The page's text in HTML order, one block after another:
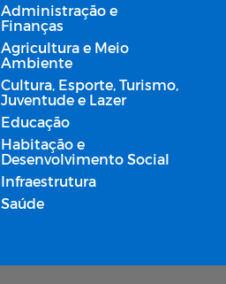
Administração e
Finanças
Agricultura e Meio
Ambiente
Cultura, Esporte, Turismo,
Juventude e Lazer
Educação
Habitação e
Desenvolvimento Social
Infraestrutura
Saúde